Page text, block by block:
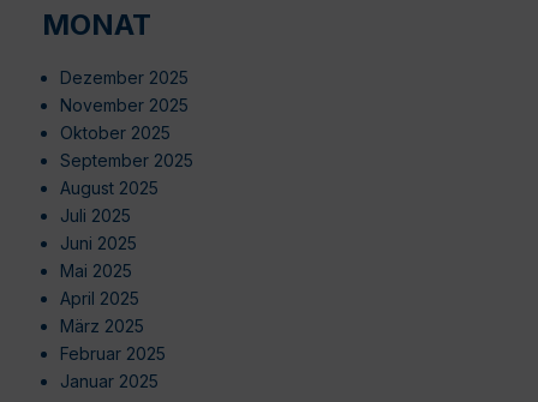
MONAT
Dezember 2025
November 2025
Oktober 2025
September 2025
August 2025
Juli 2025
Juni 2025
Mai 2025
April 2025
März 2025
Februar 2025
Januar 2025